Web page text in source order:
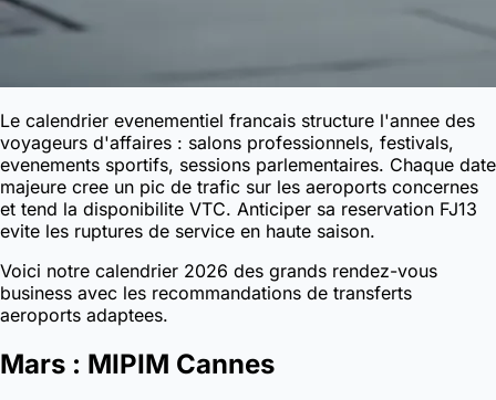
Le calendrier evenementiel francais structure l'annee des
voyageurs d'affaires : salons professionnels, festivals,
evenements sportifs, sessions parlementaires. Chaque date
majeure cree un pic de trafic sur les aeroports concernes
et tend la disponibilite VTC. Anticiper sa reservation FJ13
evite les ruptures de service en haute saison.
Voici notre calendrier 2026 des grands rendez-vous
business avec les recommandations de transferts
aeroports adaptees.
Mars : MIPIM Cannes